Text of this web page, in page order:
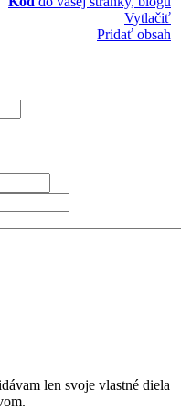
Vytlačiť
Pridať obsah
len svoje vlastné diela